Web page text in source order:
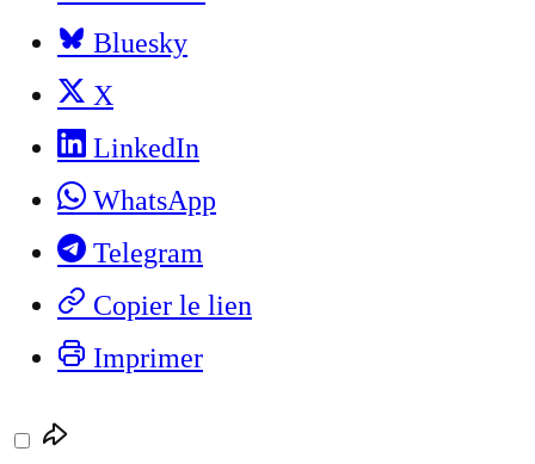
Bluesky
X
LinkedIn
WhatsApp
Telegram
Copier le lien
Imprimer